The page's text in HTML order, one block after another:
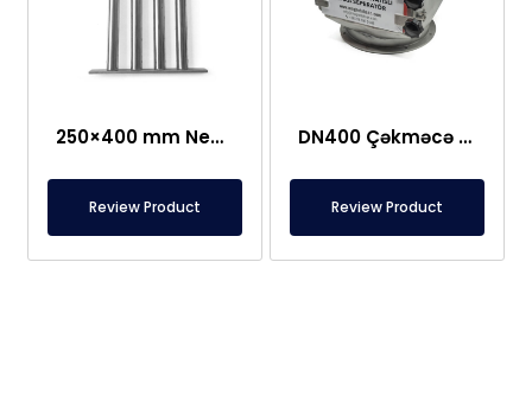
250×400 mm Neodim Tor Şəbəkə Maqniti
Review Product
DN400 Çəkməcə Tipi, Qorunan Plitə Maqnit
Review Product